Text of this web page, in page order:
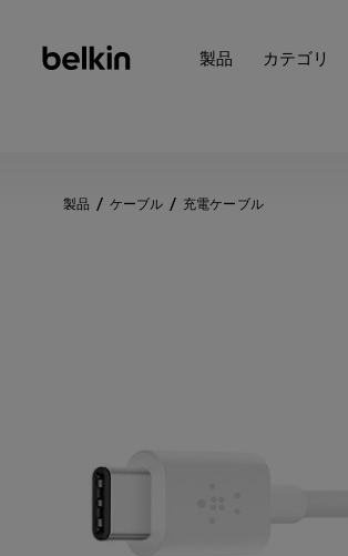
製品 カテゴリ
製品 ケーブル 充電ケーブル